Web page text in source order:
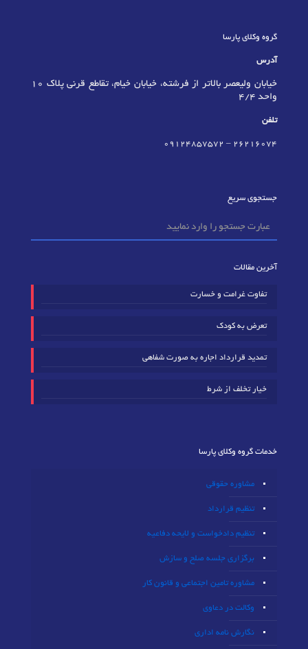
گروه وکلای پارسا
آدرس
خیابان ولیعصر بالاتر از فرشته، خیابان خیام، تقاطع قرنی پلاک 10
واحد 4/4
تلفن
٢٦٢١٦٠٧٤ –
09124857572
جستجوی سریع
آخرین مقالات
تفاوت غرامت و خسارت
تعرض به کودک
تمدید قرارداد اجاره به صورت شفاهی
خیار تخلف از شرط
خدمات گروه وکلای پارسا
مشاوره حقوقی
تنظیم قرارداد
تنظیم دادخواست و لایحه دفاعیه
برگزاری جلسه صلح و سازش
مشاوره تامین اجتماعی و قانون کار
وکالت در دعاوی
نگارش نامه اداری